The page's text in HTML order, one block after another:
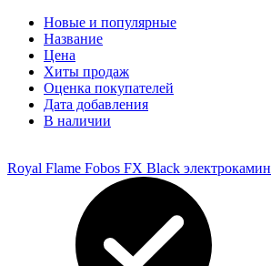
Новые и популярные
Название
Цена
Хиты продаж
Оценка покупателей
Дата добавления
В наличии
Royal Flame Fobos FX Black электрокамин